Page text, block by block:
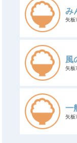
み
矢板
風
矢板
一
矢板